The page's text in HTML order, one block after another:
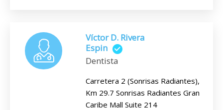
Víctor D. Rivera
Espin
Dentista
Carretera 2 (Sonrisas Radiantes),
Km 29.7 Sonrisas Radiantes Gran
Caribe Mall Suite 214